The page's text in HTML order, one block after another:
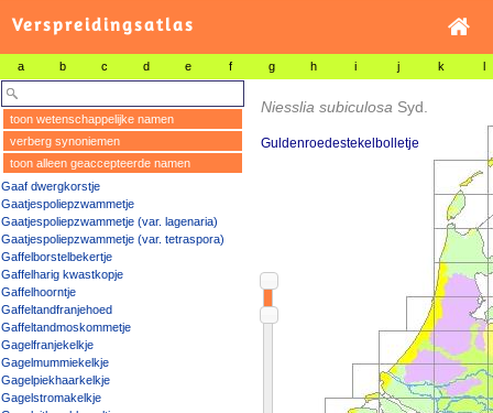
Verspreidingsatlas
a b c d e f g h i j k l
toon wetenschappelijke namen
verberg synoniemen
toon alleen geaccepteerde namen
Gaaf dwergkorstje
Gaatjespoliepzwammetje
Gaatjespoliepzwammetje (var. lagenaria)
Gaatjespoliepzwammetje (var. tetraspora)
Gaffelborstelbekertje
Gaffelharig kwastkopje
Gaffelhoorntje
Gaffeltandfranjehoed
Gaffeltandmoskommetje
Gagelfranjekelkje
Gagelmummiekelkje
Gagelpiekhaarkelkje
Gagelstromakelkje
Niesslia subiculosa Syd.
Guldenroedestekelbolletje